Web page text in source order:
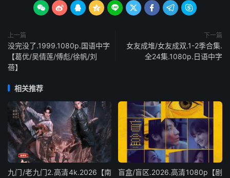
        
上一篇
没完没了.1999.1080p.国语中字
【葛优/吴倩莲/傅彪/徐帆/刘
蓓】
下一篇
女友成堆/女友成双.1-2季合集.
全24集.1080p.日语中字
相关推荐
九门/老九门2.高清4k.2026【南
盲盒/盲区.2026.高清1080p【剧